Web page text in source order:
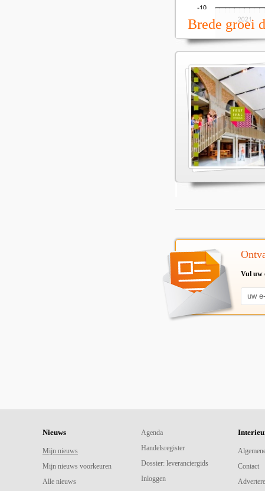
Brede groei
Vul uw
Nieuws
Mijn nieuws
Mijn nieuws voorkeuren
Alle nieuws
Agenda
Handelsregister
Dossier: leveranciergids
Inloggen
Contact